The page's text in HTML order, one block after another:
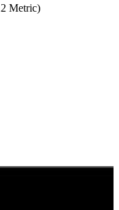
Metric)